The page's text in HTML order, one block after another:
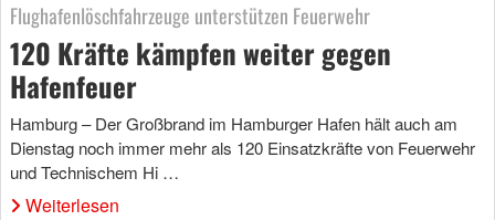
Flughafenlöschfahrzeuge unterstützen Feuerwehr
120 Kräfte kämpfen weiter gegen
Hafenfeuer
Hamburg – Der Großbrand im Hamburger Hafen hält auch am
Dienstag noch immer mehr als 120 Einsatzkräfte von Feuerwehr
und Technischem Hi …
Weiterlesen